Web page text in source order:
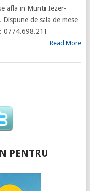
afla in Muntii Iezer-
de sala de mese
0774.698.211
Read More
PENTRU